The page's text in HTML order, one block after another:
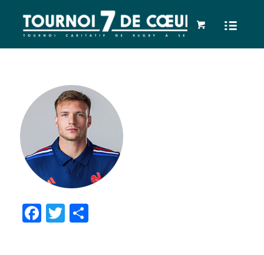
Facebook
Twitter
Partager